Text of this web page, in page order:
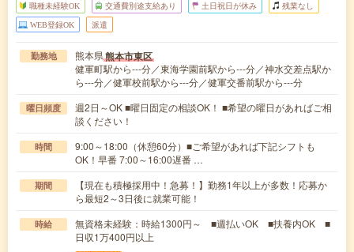
職種未経験OK 交通費別途支給あり 土日祝日が休み 残業なし
WEB登録OK 派遣
勤務地 熊本県熊本市東区
健軍町駅から---分／東海学園前駅から---分／神水交差点駅か
ら---分／健軍校前駅から---分／健軍交番前駅から---分
曜日頻度
週2日～OK ■曜日固定の相談OK！ ■希望の曜日があればご相
談ください！
時間
9:00～18:00（休憩60分）■ご希望があれば下記シフトも
OK！早番 7:00～16:00遅番 …
期間
【現在も積極採用中！急募！】勤務1年以上が多数！応募か
ら最短2～3日後に就業可能！
時給
無資格未経験：時給1300円～ ■週払いOK ■扶養内OK ■
日収1万400円以上